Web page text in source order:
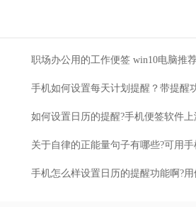
职场办公用的工作便签 win10电脑推
如何设置日历的提醒?手机便签软件
关于自律的正能量句子有哪些?可用